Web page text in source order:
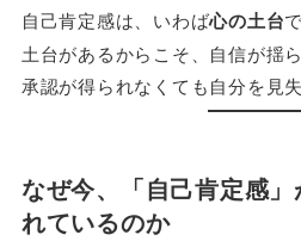
自己肯定感は、いわば心の土台
土台があるからこそ、自信が揺
承認が得られなくても自分を見
なぜ今、「自己肯定感
れているのか